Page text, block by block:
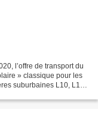
l’offre de transport du
» classique pour les
suburbaines L10, L11,